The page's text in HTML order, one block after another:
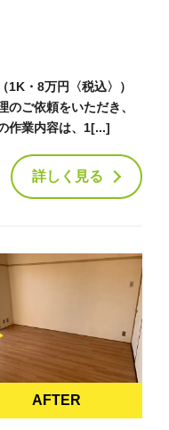
1K・8万円〈税込〉）
ご依頼をいただき、
作業内容は、1[...]
詳しく見る
AFTER